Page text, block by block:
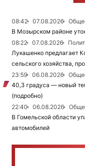
08:42 07.08.2026
В Мозырском районе
08:22
07.08.2026
Лукашенко предлагает
сельского хозяйства,
23:59
06.08.2026
40,3 градуса — новый
(подробно)
22:40
06.08.2026
В Гомельской области
автомобилей